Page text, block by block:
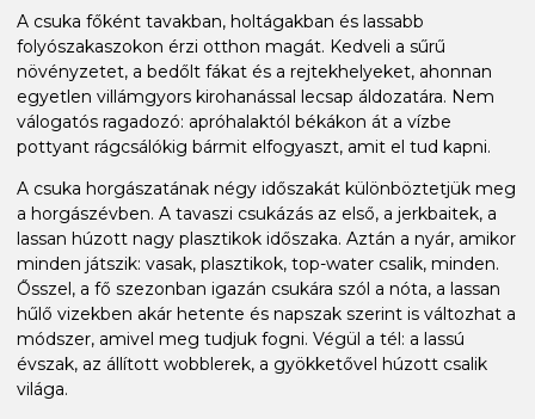
A csuka főként tavakban, holtágakban és lassabb
folyószakaszokon érzi otthon magát. Kedveli a sűrű
növényzetet, a bedőlt fákat és a rejtekhelyeket, ahonnan
egyetlen villámgyors kirohanással lecsap áldozatára. Nem
válogatós ragadozó: apróhalaktól békákon át a vízbe
pottyant rágcsálókig bármit elfogyaszt, amit el tud kapni.
A csuka horgászatának négy időszakát különböztetjük meg
a horgászévben. A tavaszi csukázás az első, a jerkbaitek, a
lassan húzott nagy plasztikok időszaka. Aztán a nyár, amikor
minden játszik: vasak, plasztikok, top-water csalik, minden.
Ősszel, a fő szezonban igazán csukára szól a nóta, a lassan
hűlő vizekben akár hetente és napszak szerint is változhat a
módszer, amivel meg tudjuk fogni. Végül a tél: a lassú
évszak, az állított wobblerek, a gyökketővel húzott csalik
világa.